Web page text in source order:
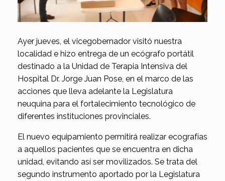
Ayer jueves, el vicegobernador visitó nuestra
localidad e hizo entrega de un ecógrafo portátil
destinado a la Unidad de Terapia Intensiva del
Hospital Dr. Jorge Juan Pose, en el marco de las
acciones que lleva adelante la Legislatura
neuquina para el fortalecimiento tecnológico de
diferentes instituciones provinciales.
El nuevo equipamiento permitirá realizar ecografías
a aquellos pacientes que se encuentra en dicha
unidad, evitando así ser movilizados. Se trata del
segundo instrumento aportado por la Legislatura